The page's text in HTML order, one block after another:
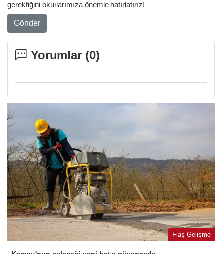
gerektiğini okurlarımıza önemle hatırlatırız!
Gönder
Yorumlar (0)
Flaş Gelişme